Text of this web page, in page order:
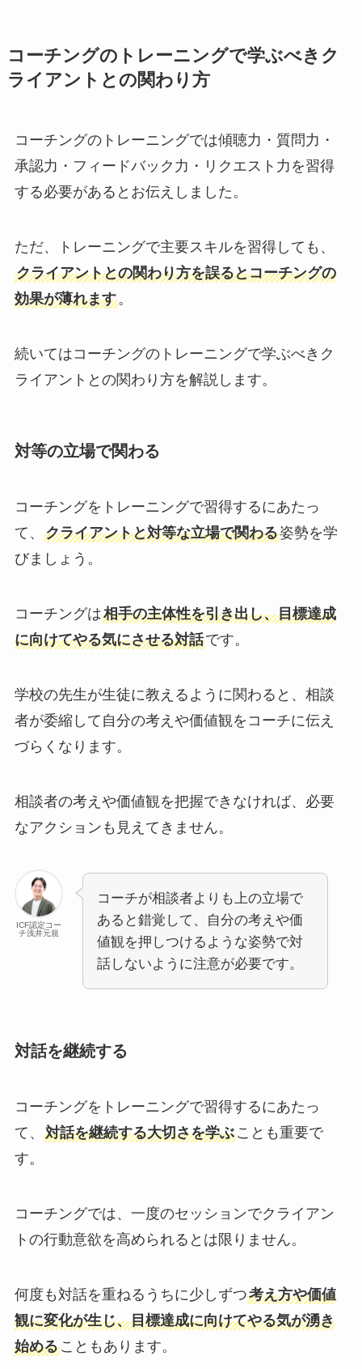
コーチングのトレーニングで学ぶべきク
ライアントとの関わり方
コーチングのトレーニングでは傾聴力・質問力・
承認力・フィードバック力・リクエスト力を習得
する必要があるとお伝えしました。
ただ、トレーニングで主要スキルを習得しても、
クライアントとの関わり方を誤るとコーチングの
効果が薄れます。
続いてはコーチングのトレーニングで学ぶべきク
ライアントとの関わり方を解説します。
対等の立場で関わる
コーチングをトレーニングで習得するにあたっ
て、 クライアントと対等な立場で関わる姿勢を学
びましょう。
コーチングは相手の主体性を引き出し、目標達成
に向けてやる気にさせる対話です。
学校の先生が生徒に教えるように関わると、相談
者が委縮して自分の考えや価値観をコーチに伝え
づらくなります。
相談者の考えや価値観を把握できなければ、必要
なアクションも見えてきません。
ICF認定コー
チ浅井元規
コーチが相談者よりも上の立場で
あると錯覚して、自分の考えや価
値観を押しつけるような姿勢で対
話しないように注意が必要です。
対話を継続する
コーチングをトレーニングで習得するにあたっ
て、 対話を継続する大切さを学ぶことも重要で
す。
コーチングでは、一度のセッションでクライアン
トの行動意欲を高められるとは限りません。
何度も対話を重ねるうちに少しずつ考え方や価値
観に変化が生じ、目標達成に向けてやる気が湧き
始めることもあります。